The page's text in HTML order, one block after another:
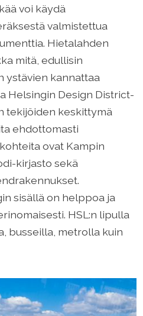
voi käydä
valmistettua
Hietalahden
mitä, edullisin
ystävien kannattaa
Helsingin Design District-
tekijöiden keskittymä
ehdottomasti
ovat Kampin
kirjasto sekä
sisällä on helppoa ja
HSL:n lipulla
busseilla, metrolla kuin